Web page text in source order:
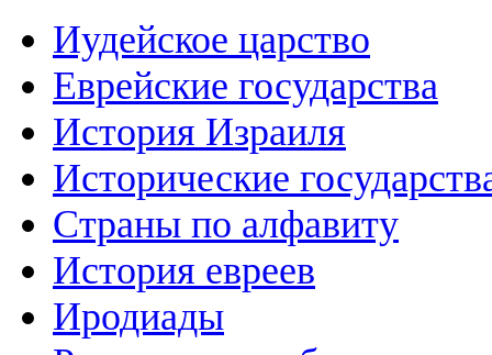
Иудейское царство
Еврейские государства
История Израиля
Исторические
Страны по алфавиту
История евреев
Иродиады